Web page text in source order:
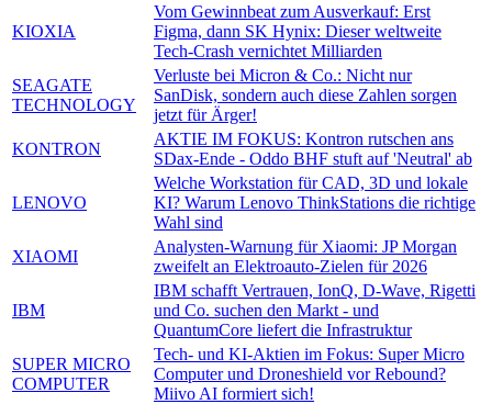
KIOXIA
Vom Gewinnbeat zum Ausverkauf: Erst
Figma, dann SK Hynix: Dieser weltweite
Tech-Crash vernichtet Milliarden
SEAGATE
TECHNOLOGY
Verluste bei Micron & Co.: Nicht nur
SanDisk, sondern auch diese Zahlen sorgen
jetzt für Ärger!
KONTRON
AKTIE IM FOKUS: Kontron rutschen ans
SDax-Ende - Oddo BHF stuft auf 'Neutral' ab
LENOVO
Welche Workstation für CAD, 3D und lokale
KI? Warum Lenovo ThinkStations die richtige
Wahl sind
XIAOMI
Analysten-Warnung für Xiaomi: JP Morgan
zweifelt an Elektroauto-Zielen für 2026
IBM
IBM schafft Vertrauen, IonQ, D-Wave, Rigetti
und Co. suchen den Markt - und
QuantumCore liefert die Infrastruktur
SUPER MICRO
COMPUTER
Tech- und KI-Aktien im Fokus: Super Micro
Computer und Droneshield vor Rebound?
Miivo AI formiert sich!